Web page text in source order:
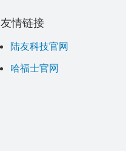
友情链接
陆友科技官网
哈福士官网